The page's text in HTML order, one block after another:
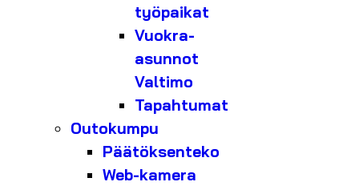
työpaikat
Vuokra-
asunnot
Valtimo
Tapahtumat
Outokumpu
Päätöksenteko
Web-kamera